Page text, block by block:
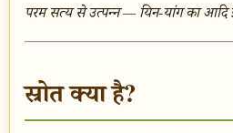
परम सत्य से उत्पन्न — यिन-यांग का आदि
स्रोत क्या है?